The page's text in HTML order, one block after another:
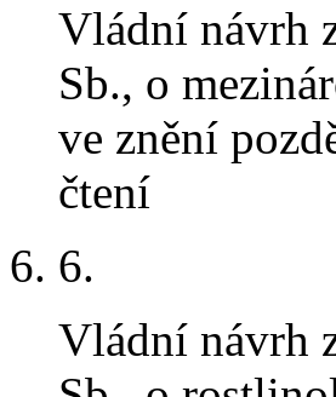
Vládní návrh
Sb., o
ve znění
čtení
6.
Vládní návrh